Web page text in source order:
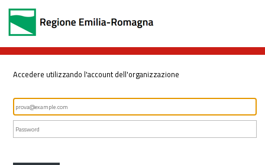
Accedere utilizzando l'account dell'organizzazione